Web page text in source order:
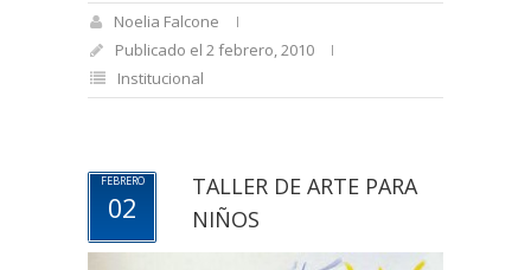
Noelia Falcone
Publicado el 2 febrero, 2010
Institucional
FEBRERO
02
TALLER DE ARTE PARA
NIÑOS